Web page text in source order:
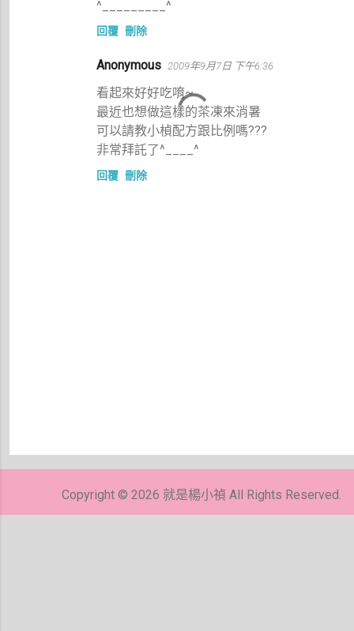
^_________^
回覆 刪除
Anonymous 2009年9月7日 下午6:36
看起來好好吃唷~
最近也想做這樣的茶凍來消暑
可以請教小楨配方跟比例嗎???
非常拜託了^____^
回覆 刪除
貼
Copyright © 2026 就是楊小禎 All Rights Reserved.